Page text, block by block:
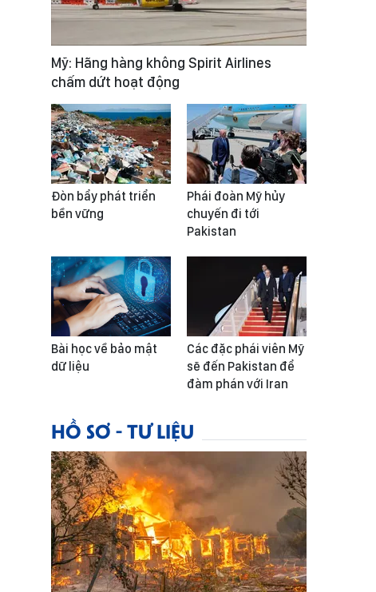
Mỹ: Hãng hàng không Spirit Airlines
chấm dứt hoạt động
Đòn bẩy phát triển
bền vững
Phái đoàn Mỹ hủy
chuyến đi tới
Pakistan
Bài học về bảo mật
dữ liệu
Các đặc phái viên Mỹ
sẽ đến Pakistan để
đàm phán với Iran
HỒ SƠ - TƯ LIỆU